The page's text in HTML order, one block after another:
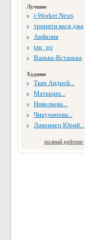
Лучшие
i-Worker News
тринити вася джа
Анфалия
tan_go
Ванька-Встанька
Худшие
Ткач Андрей...
Матыцин...
Николаева...
Чикучинова...
Лавринец Юрий...
полный рейтинг